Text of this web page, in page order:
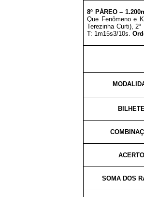
8º PÁREO – 1.2
Que Fenômeno e
Terezinha Curti),
T: 1m15s3/10s.
SOMA DOS